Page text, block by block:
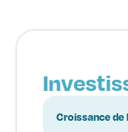
Croissance de